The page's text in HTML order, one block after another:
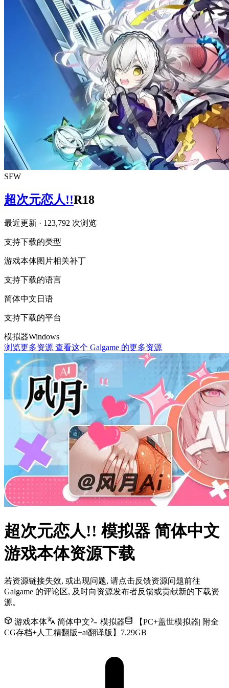
SFW
超次元恋人!!R18
最近更新 · 123,792 次浏览
支持下载的类型
游戏本体图片相关补丁
支持下载的语言
简体中文 日语
支持下载的平台
模拟器Windows
浏览更多资源 查看这个 Galgame 的更多资源
超次元恋人!! 模拟器 简体中文
游戏本体资源下载
若资源链接失效, 或出现问题, 请点击反馈资源问题前往
Galgame 的评论区, 及时向资源发布者反馈或贡献新的下载资
源。
游戏本体 简体中文 模拟器
【PC+盖世模拟器| 附全
CG存档+人工精翻版+ai翻译版】7.29GB